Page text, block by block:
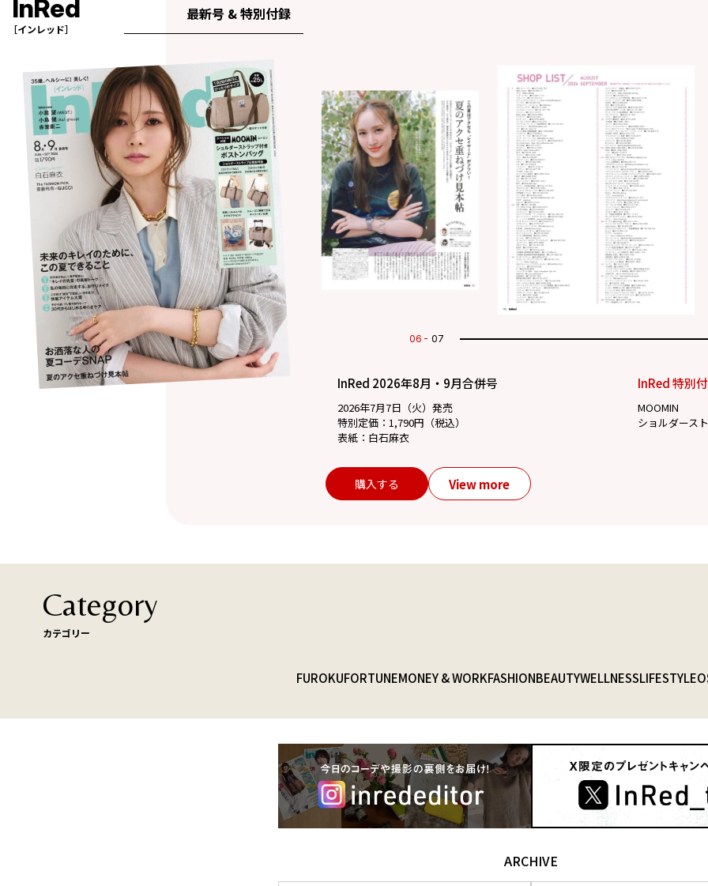
InRed
［インレッド］
最新号 & 特別付録
07 07
InRed 2026年8月・9月合併号
2026年7月7日（火）発売
特別定価：1,790円（税込）
表紙：白石麻衣
InRed 特別
MOOMIN
ショルダース
購入する View more
Category
カテゴリー
FUROKUFORTUNEMONEY & WORKFASHIONBEAUTYWELLNESSLIFESTYLE
ARCHIVE